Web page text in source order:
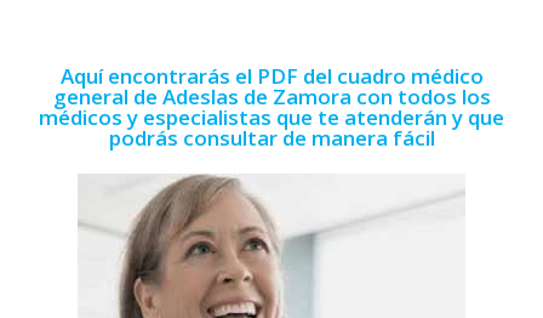
Aquí encontrarás el PDF del cuadro médico
general de Adeslas de Zamora con todos los
médicos y especialistas que te atenderán y que
podrás consultar de manera fácil